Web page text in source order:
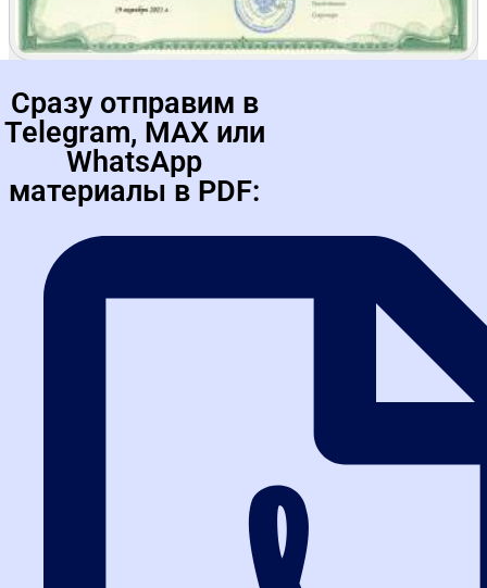
Практические
наших курсах
Не просто изучайте закупки — отрабатывайте реальные
Сразу отправим в
Telegram, MAX или
WhatsApp
материалы в PDF: